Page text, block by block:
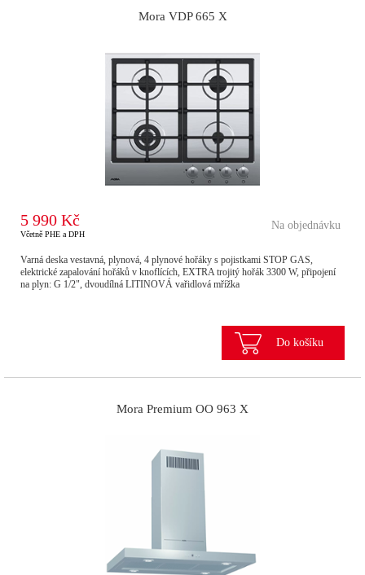
Mora VDP 665 X
5 990 Kč
Včetně PHE a DPH
Na objednávku
Varná deska vestavná, plynová, 4 plynové hořáky s pojistkami STOP GAS,
elektrické zapalování hořáků v knoflících, EXTRA trojitý hořák 3300 W, připojení
na plyn: G 1/2", dvoudílná LITINOVÁ vařidlová mřížka
Do košíku
Mora Premium OO 963 X